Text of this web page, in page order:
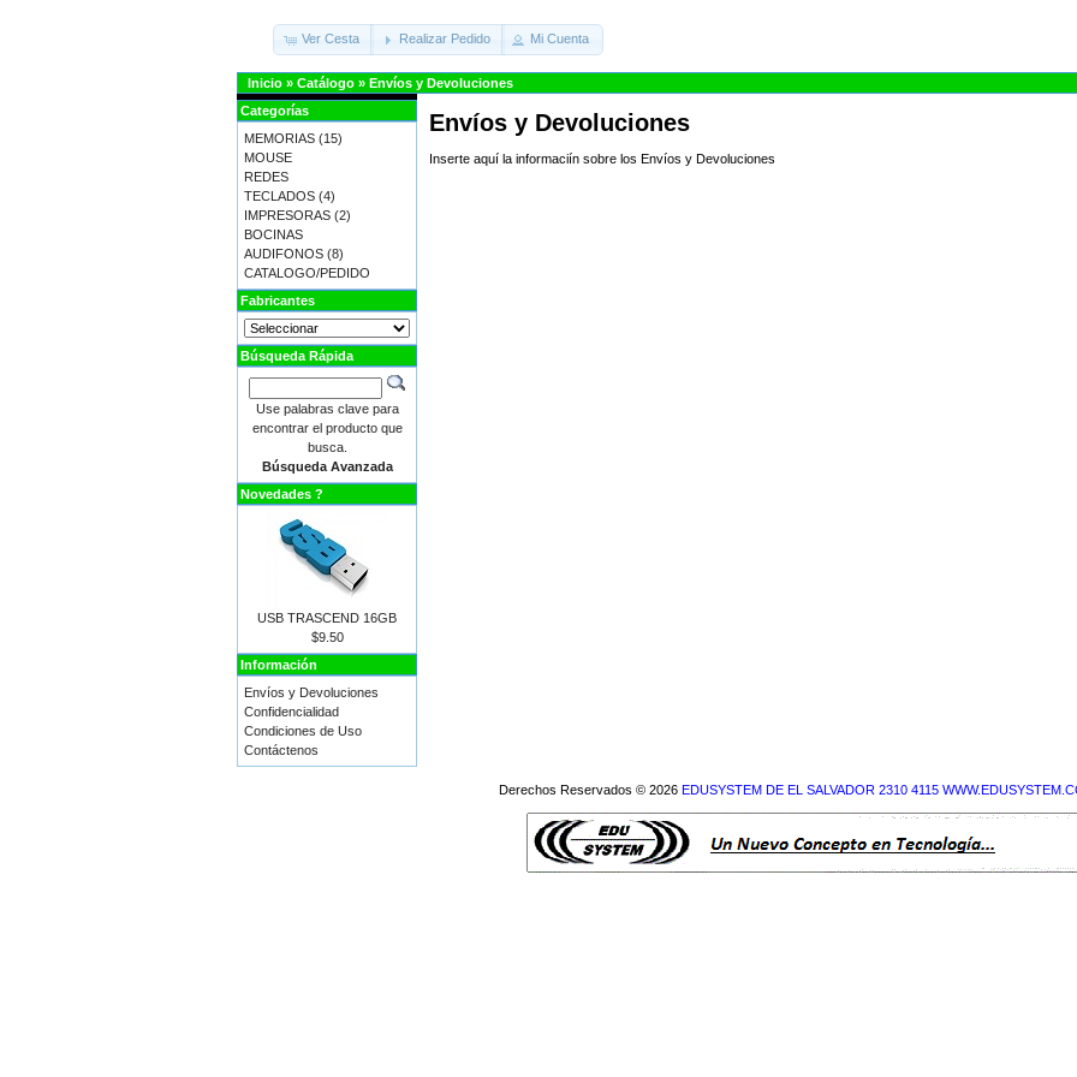
Ver Cesta Realizar Pedido Mi Cuenta
Inicio » Catálogo » Envíos y Devoluciones
Envíos y Devoluciones
Inserte aquí la informaciín sobre los Envíos y Devoluciones
Categorías
MEMORIAS (15)
MOUSE
REDES
TECLADOS (4)
IMPRESORAS (2)
BOCINAS
AUDIFONOS (8)
CATALOGO/PEDIDO
Fabricantes
Búsqueda Rápida
Use palabras clave para
encontrar el producto que
busca.
Búsqueda Avanzada
Novedades ?
USB TRASCEND 16GB
$9.50
Información
Envíos y Devoluciones
Confidencialidad
Condiciones de Uso
Contáctenos
Derechos Reservados © 2026 EDUSYSTEM DE EL SALVADOR 2310 4115